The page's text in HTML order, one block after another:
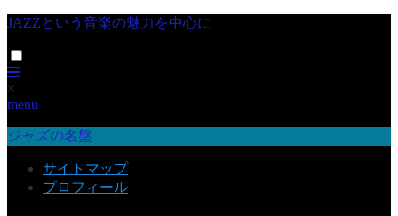
JAZZという音楽の魅力を中心に
×
menu
ジャズの名盤
サイトマップ
プロフィール